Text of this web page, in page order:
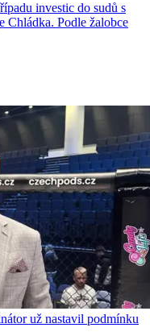
investic do sudů s
Chládka. Podle žalobce
už nastavil podmínku